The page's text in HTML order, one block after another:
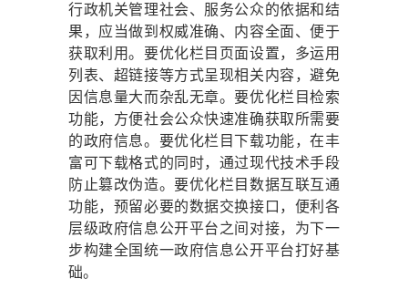
行政机关管理社会、服务公众的依据和结
果，应当做到权威准确、内容全面、便于
获取利用。要优化栏目页面设置，多运用
列表、超链接等方式呈现相关内容，避免
因信息量大而杂乱无章。要优化栏目检索
功能，方便社会公众快速准确获取所需要
的政府信息。要优化栏目下载功能，在丰
富可下载格式的同时，通过现代技术手段
防止篡改伪造。要优化栏目数据互联互通
功能，预留必要的数据交换接口，便利各
层级政府信息公开平台之间对接，为下一
步构建全国统一政府信息公开平台打好基
础。